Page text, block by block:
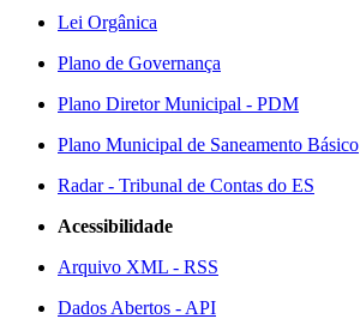
Lei Orgânica
Plano de Governança
Plano Diretor Municipal - PDM
Plano Municipal de Saneamento Básico
Radar - Tribunal de Contas do ES
Acessibilidade
Arquivo XML - RSS
Dados Abertos - API